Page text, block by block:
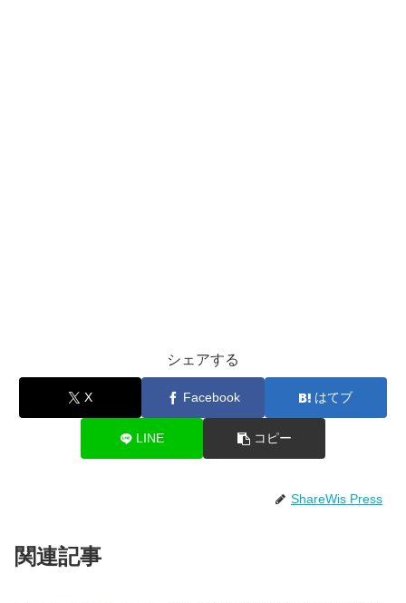
シェアする
X Facebook はてブ
LINE コピー
ShareWis Press
関連記事